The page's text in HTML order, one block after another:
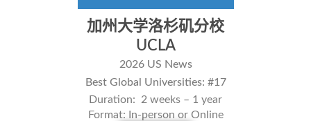
加州大学洛杉矶分校
UCLA
2026 US News
Best Global Universities: #17
Duration: 2 weeks – 1 year
Format: In-person or Online